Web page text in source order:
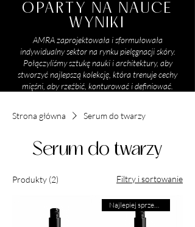
WYNIKI
OPARTY NA NAUCE
AMRA zaprojektowała i sformułowała
indywidualny sektor na rynku pielęgnacji skóry.
Połączyliśmy sztukę nauki i architektury, aby
stworzyć najlepszą kolekcję, która trenuje cechy
mięśni, aby rzeźbić, konturować i definiować.
Strona główna Serum do twarzy
Serum do twarzy
Produkty (2) Filtry i sortowanie